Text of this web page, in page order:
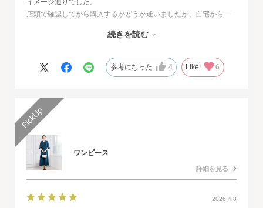
イメージ通りでした。
店頭で確認してから購入するかどうか迷いましたが、自宅から一
オンラインショップは写真数が多くじっくりと検討することがで
また、購入するとすぐに届くのでとても便利だと思いました。
続きを読む
参考になった 4 Like! 6
ワンピース
詳細を見る
2026.4.8